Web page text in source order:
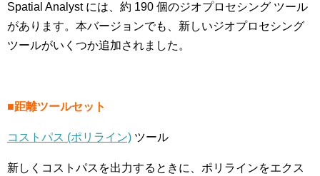
Spatial Analyst には、約 190 個のジオプロセシング ツール
があります。本バージョンでも、新しいジオプロセシング
ツールがいくつか追加されました。
■距離ツールセット
コストパス (ポリライン) ツール
新しくコストパスを出力するときに、ポリラインをエクス